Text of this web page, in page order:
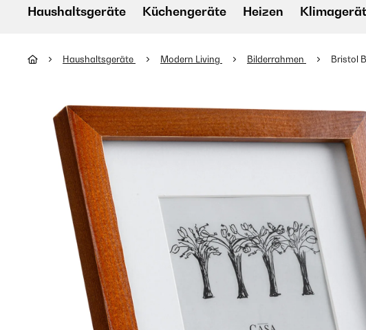
Haushaltsgeräte Küchengeräte Heizen
Haushaltsgeräte Modern Living Bilderrahmen Bristol